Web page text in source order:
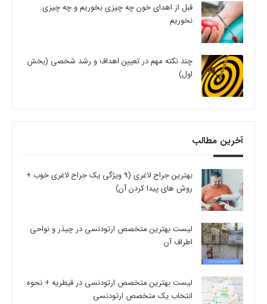
قبل از اهدای خون چه چیزی بخوریم و چه چیزی
نخوریم
چند نکته مهم در تعیین اهداف و رشد شخصی (بخش
اول)
آخرین مطالب
بهترین جراح لاغری (9 ویژگی یک جراح لاغری خوب +
روش های پیدا کردن آن)
لیست بهترین متخصص ارتودنسی در چیذر و نواحی
اطراف آن
لیست بهترین متخصص ارتودنسی در قیطریه + نحوه
انتخاب یک متخصص ارتودنسی